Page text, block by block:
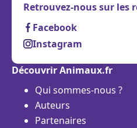
Retrouvez-nous sur les
Facebook
Instagram
Découvrir Animaux.fr
Qui sommes-nous ?
Auteurs
Partenaires